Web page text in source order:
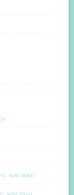
sem soja)